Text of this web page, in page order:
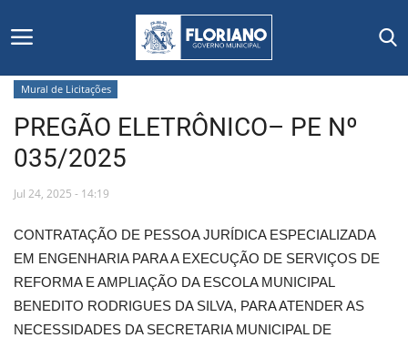
Início
Editais
Secretarias e Órgãos
Mural de Licitações
Mural de Licitações
PREGÃO ELETRÔNICO– PE Nº
035/2025
Jul 24, 2025 - 14:19
CONTRATAÇÃO DE PESSOA JURÍDICA ESPECIALIZADA
EM ENGENHARIA PARA A EXECUÇÃO DE SERVIÇOS DE
REFORMA E AMPLIAÇÃO DA ESCOLA MUNICIPAL
BENEDITO RODRIGUES DA SILVA, PARA ATENDER AS
NECESSIDADES DA SECRETARIA MUNICIPAL DE